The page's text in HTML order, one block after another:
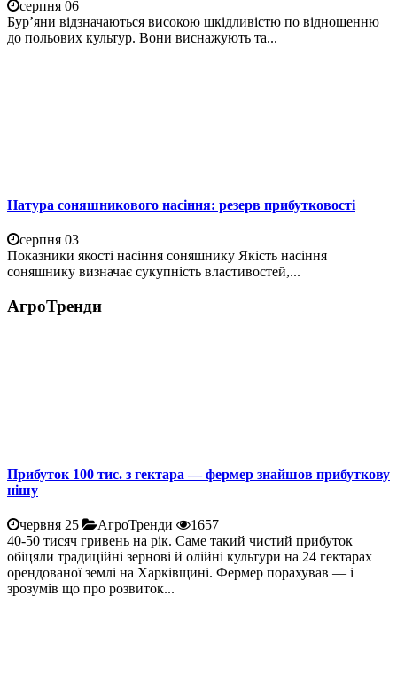
серпня 06
Бур’яни відзначаються високою шкідливістю по відношенню
до польових культур. Вони виснажують та...
Натура соняшникового насіння: резерв прибутковості
серпня 03
Показники якості насіння соняшнику Якість насіння
соняшнику визначає сукупність властивостей,...
АгроТренди
Прибуток 100 тис. з гектара — фермер знайшов прибуткову
нішу
червня 25 АгроТренди
1657
40-50 тисяч гривень на рік. Саме такий чистий прибуток
обіцяли традиційні зернові й олійні культури на 24 гектарах
орендованої землі на Харківщині. Фермер порахував — і
зрозумів що про розвиток...